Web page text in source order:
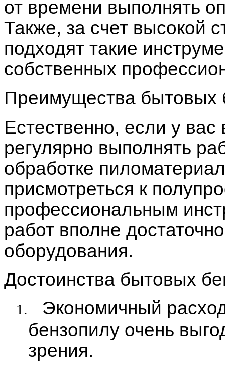
от времени выполнять
Также, за счет высокой
подходят такие
собственных
Преимущества бытовых
Естественно, если у вас
регулярно выполнять
обработке
присмотреться к
профессиональным
работ вполне
оборудования.
Достоинства бытовых
1.
Экономичный
бензопилу очень
зрения.